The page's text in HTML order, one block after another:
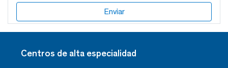
Centros de alta especialidad